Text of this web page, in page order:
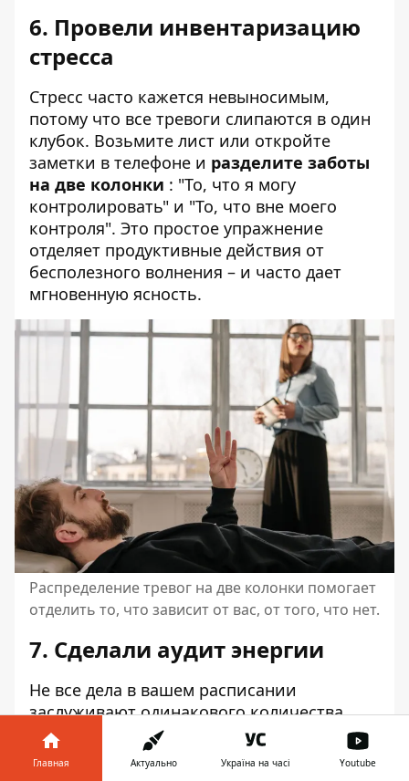
6. Провели инвентаризацию
стресса
Стресс часто кажется невыносимым,
потому что все тревоги слипаются в один
клубок. Возьмите лист или откройте
заметки в телефоне и разделите заботы
на две колонки : "То, что я могу
контролировать" и "То, что вне моего
контроля". Это простое упражнение
отделяет продуктивные действия от
бесполезного волнения – и часто дает
мгновенную ясность.
Распределение тревог на две колонки помогает
отделить то, что зависит от вас, от того, что нет.
7. Сделали аудит энергии
Не все дела в вашем расписании
заслуживают одинакового количества
вашей энергии. Спросите: что сейчас
наполняет меня? Что высасывает силы?
Главная Актуально Україна на часі Youtube